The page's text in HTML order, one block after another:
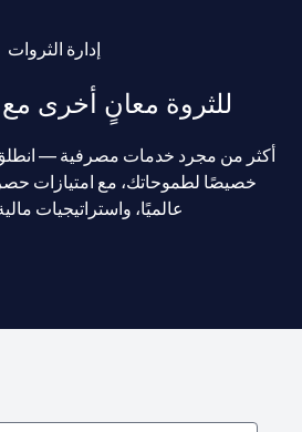
إدارة الثروات
للثروة معانٍ أخرى
أكثر من مجرد خدمات مصرفية —
خصيصًا لطموحاتك، مع امتيازات
عالميًا، واستراتيجيات